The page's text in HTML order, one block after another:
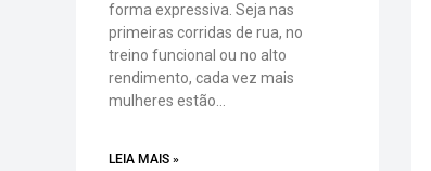
forma expressiva. Seja nas
primeiras corridas de rua, no
treino funcional ou no alto
rendimento, cada vez mais
mulheres estão…
LEIA MAIS »